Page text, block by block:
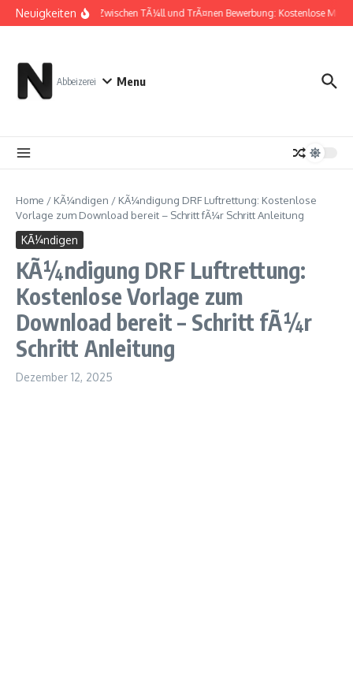
Zum Inhalt springen
Neuigkeiten Zwischen TÃ¼ll und TrÃ¤nen Bewerbung: Kostenlose
Abbeizerei Menu
Home / KÃ¼ndigen / KÃ¼ndigung DRF Luftrettung: Kostenlose
Vorlage zum Download bereit – Schritt fÃ¼r Schritt Anleitung
KÃ¼ndigen
KÃ¼ndigung DRF Luftrettung:
Kostenlose Vorlage zum
Download bereit – Schritt fÃ¼r
Schritt Anleitung
Dezember 12, 2025